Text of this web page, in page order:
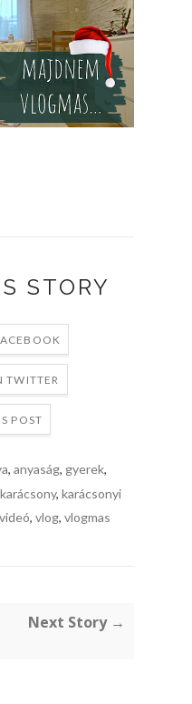
STORY
TWITTER
POST
, anyaság, gyerek,
karácsony, karácsonyi
videó, vlog, vlogmas
Next Story →